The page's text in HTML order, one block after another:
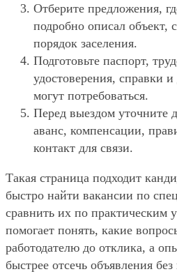
Отберите предложения,
подробно описал объект,
порядок заселения.
Подготовьте паспорт,
удостоверения, справки
могут потребоваться.
Перед выездом уточните
аванс, компенсации,
контакт для связи.
Такая страница подходит
быстро найти вакансии по
сравнить их по практическим
помогает понять, какие
работодателю до отклика, а
быстрее отсечь объявления